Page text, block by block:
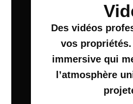
Des vidéos
vos
immersive qui
l’atmosphère